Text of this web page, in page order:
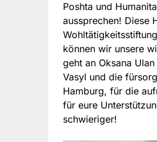
Poshta und
aussprechen! Diese
können wir unsere
geht an Oksana
Vasyl und die
Hamburg, für die
für eure
schwieriger!